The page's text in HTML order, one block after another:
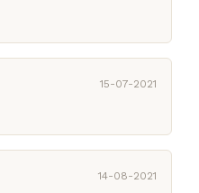
15-07-2021
14-08-2021